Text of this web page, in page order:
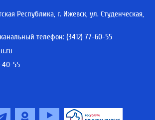
Республика, г. Ижевск, ул. Студенческая,
телефон: (3412) 77-60-55
40-55